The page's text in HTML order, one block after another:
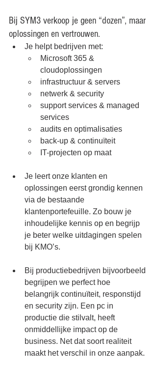
Bij SYM3 verkoop je geen “dozen”, maar
oplossingen en vertrouwen.
Je helpt bedrijven met:
Microsoft 365 &
cloudoplossingen
infrastructuur & servers
netwerk & security
support services & managed
services
audits en optimalisaties
back-up & continuïteit
IT-projecten op maat
Je leert onze klanten en
oplossingen eerst grondig kennen
via de bestaande
klantenportefeuille. Zo bouw je
inhoudelijke kennis op en begrijp
je beter welke uitdagingen spelen
bij KMO’s.
Bij productiebedrijven bijvoorbeeld
begrijpen we perfect hoe
belangrijk continuïteit, responstijd
en security zijn. Een pc in
productie die stilvalt, heeft
onmiddellijke impact op de
business. Net dat soort realiteit
maakt het verschil in onze aanpak.